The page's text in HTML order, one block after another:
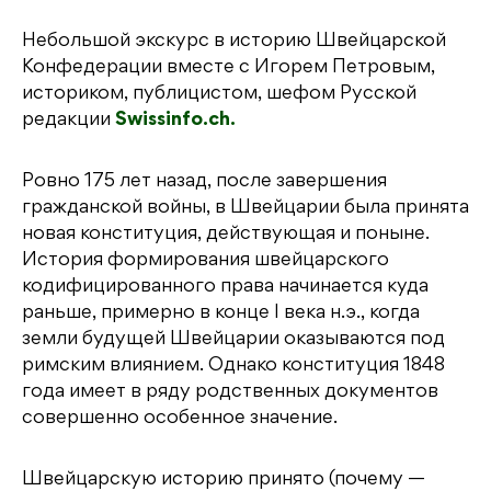
Небольшой экскурс в историю Швейцарской
Конфедерации вместе с Игорем Петровым,
историком, публицистом, шефом Русской
редакции Swissinfo.ch.
Ровно 175 лет назад, после завершения
гражданской войны, в Швейцарии была принята
новая конституция, действующая и поныне.
История формирования швейцарского
кодифицированного права начинается куда
раньше, примерно в конце I века н.э., когда
земли будущей Швейцарии оказываются под
римским влиянием. Однако конституция 1848
года имеет в ряду родственных документов
совершенно особенное значение.
Швейцарскую историю принято (почему —